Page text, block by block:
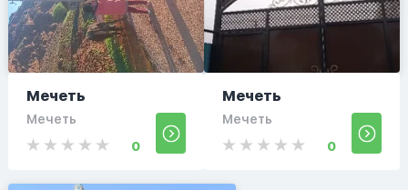
Мечеть
Мечеть
0
Мечеть
Мечеть
0